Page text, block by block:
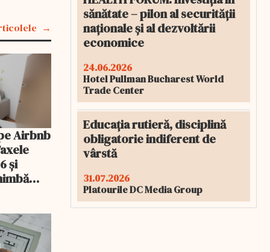
Airbnb
și
sănătate – pilon al securității
naționale și al dezvoltării
economice
24.06.2026
Hotel Pullman Bucharest World
Trade Center
Educația rutieră, disciplină
obligatorie indiferent de
vârstă
31.07.2026
Platourile DC Media Group